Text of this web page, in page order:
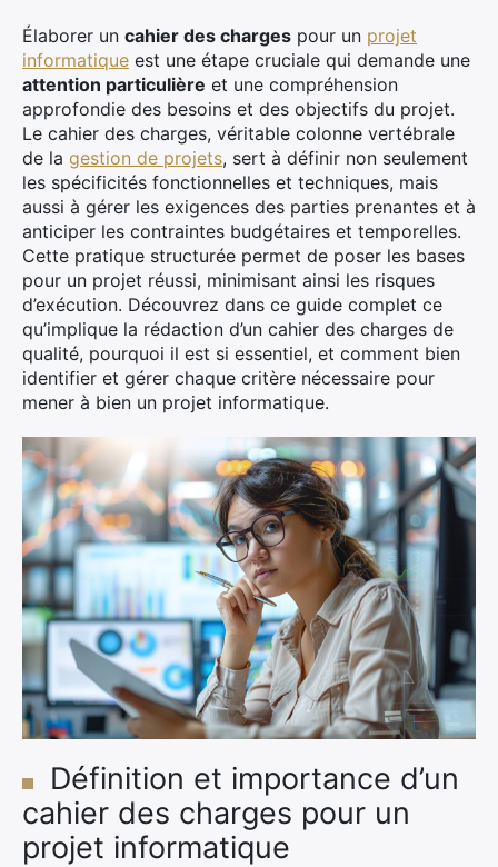
Élaborer un cahier des charges pour un projet
informatique est une étape cruciale qui demande une
attention particulière et une compréhension
approfondie des besoins et des objectifs du projet.
Le cahier des charges, véritable colonne vertébrale
de la gestion de projets, sert à définir non seulement
les spécificités fonctionnelles et techniques, mais
aussi à gérer les exigences des parties prenantes et à
anticiper les contraintes budgétaires et temporelles.
Cette pratique structurée permet de poser les bases
pour un projet réussi, minimisant ainsi les risques
d’exécution. Découvrez dans ce guide complet ce
qu’implique la rédaction d’un cahier des charges de
qualité, pourquoi il est si essentiel, et comment bien
identifier et gérer chaque critère nécessaire pour
mener à bien un projet informatique.
Définition et importance d’un
cahier des charges pour un
projet informatique